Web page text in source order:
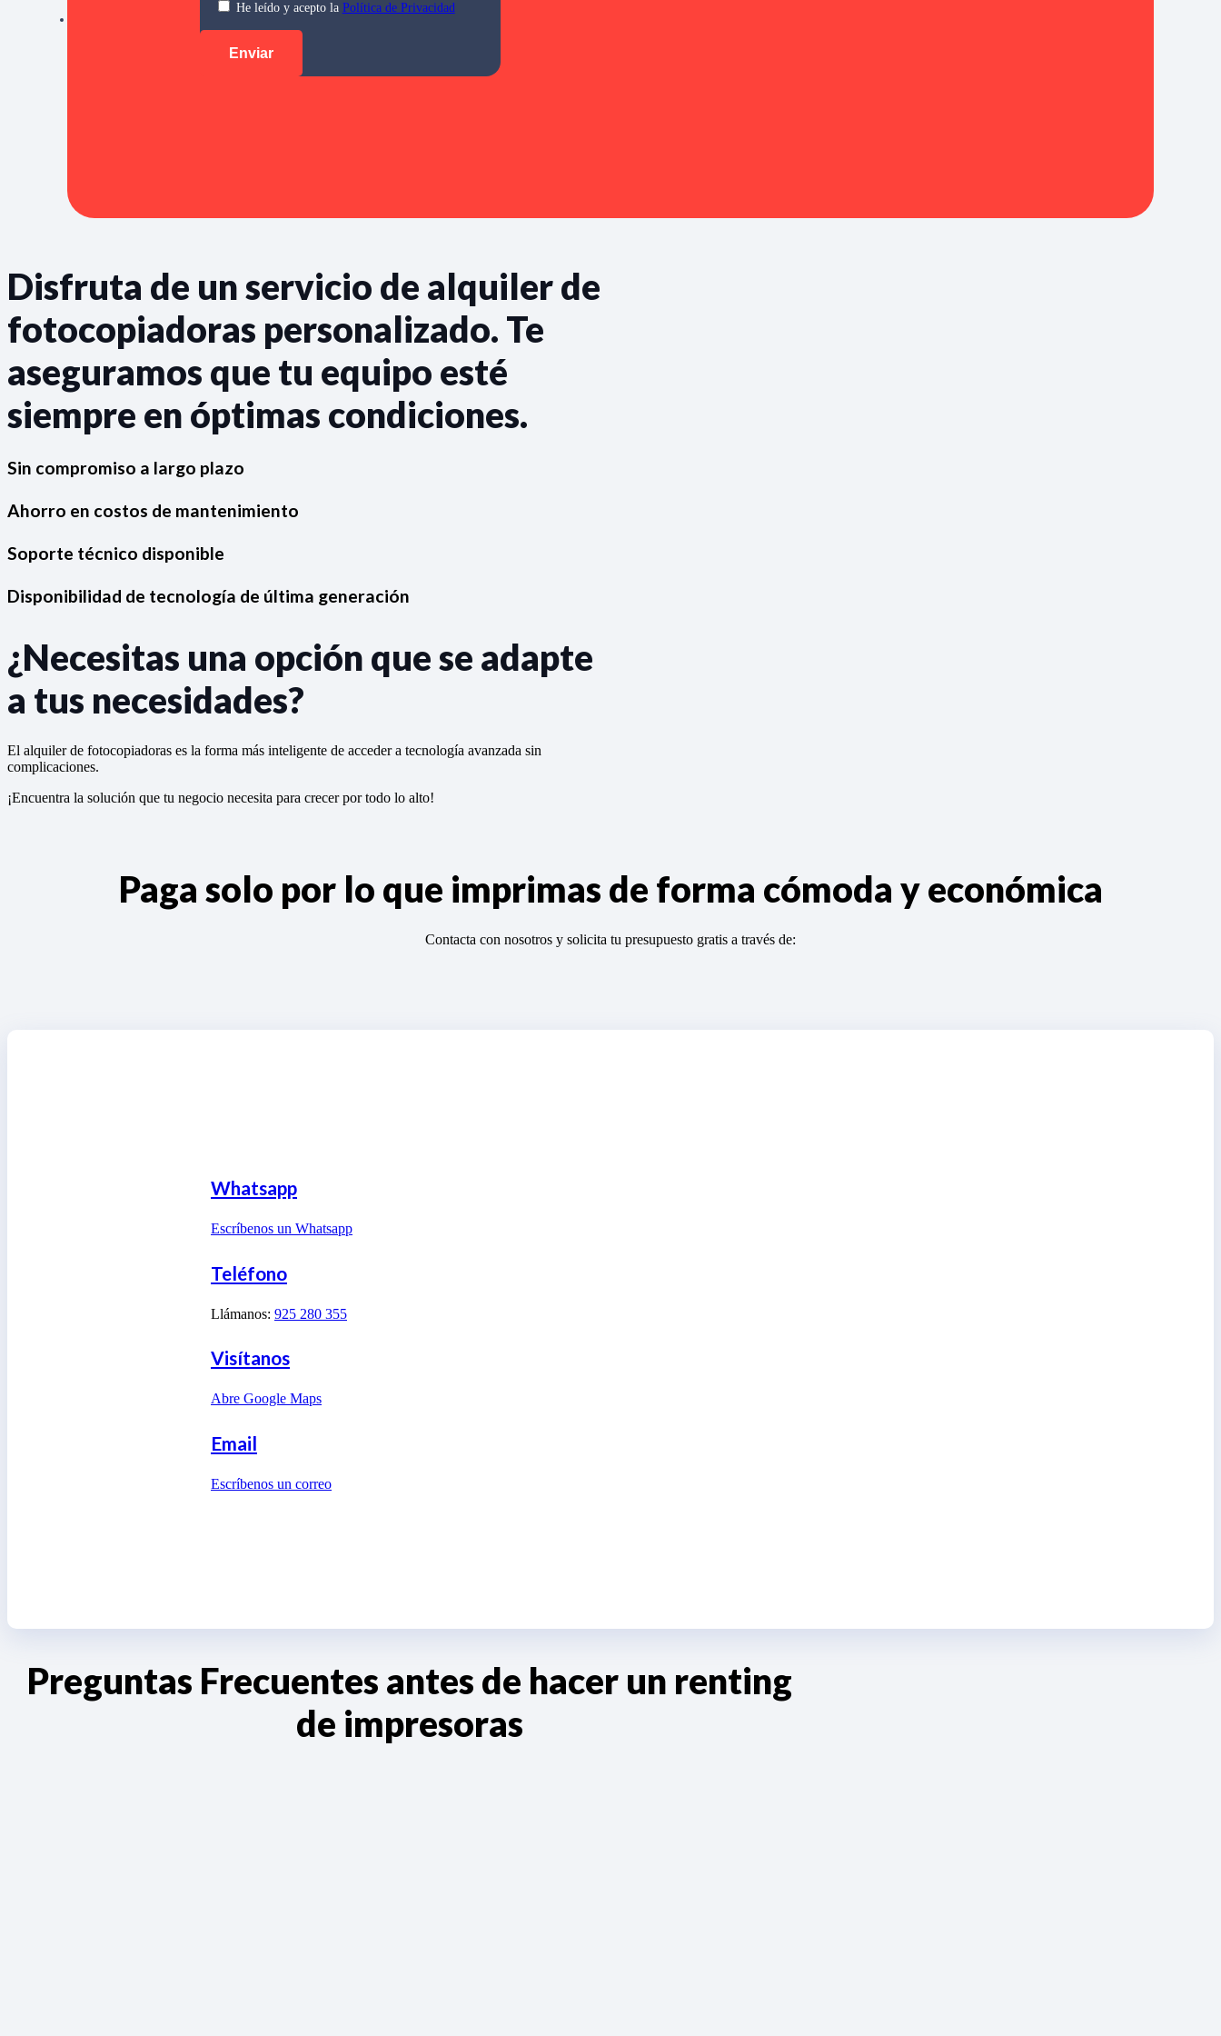
He leído y acepto la Política de Privacidad
Disfruta de un servicio de alquiler de
fotocopiadoras personalizado. Te
aseguramos que tu equipo esté
siempre en óptimas condiciones.
Sin compromiso a largo plazo
Ahorro en costos de mantenimiento
Soporte técnico disponible
Disponibilidad de tecnología de última generación
¿Necesitas una opción que se adapte
a tus necesidades?
El alquiler de fotocopiadoras es la forma más inteligente de acceder a tecnología avanzada sin
complicaciones.
¡Encuentra la solución que tu negocio necesita para crecer por todo lo alto!
Paga solo por lo que imprimas de forma cómoda y económica
Contacta con nosotros y solicita tu presupuesto gratis a través de:
Whatsapp
Escríbenos un Whatsapp
Teléfono
Llámanos: 925 280 355
Visítanos
Abre Google Maps
Email
Escríbenos un correo
Preguntas Frecuentes antes de hacer un renting
de impresoras